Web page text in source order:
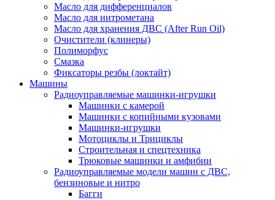
Масло для дифференциалов
Масло для нитрометана
Масло для хранения ДВС (After Run Oil)
Очистители (клинеры)
Полиморфус
Смазка
Фиксаторы резбы (локтайт)
Машины
Радиоуправляемые машинки-игрушки
Машинки с камерой
Машинки с копийными кузовами
Машинки-игрушки
Мотоциклы и Трициклы
Строительная и спецтехника
Трюковые машинки и амфибии
Радиоуправляемые модели машин с ДВС,
бензиновые и нитро
Багги